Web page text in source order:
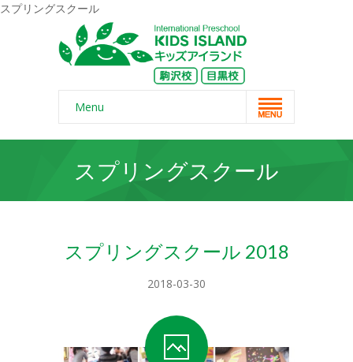
スプリングスクール
Menu
Home
スクール概要
-- 保護者の声
-- リンク・紹介記事
スプリングスクール
スプリングスクール 2018
2018-03-30